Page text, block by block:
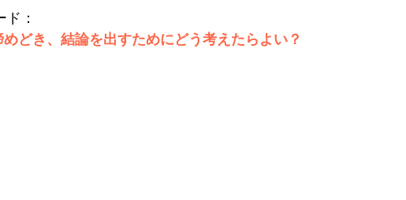
：
めどき、結論を出すためにどう考えたらよい？